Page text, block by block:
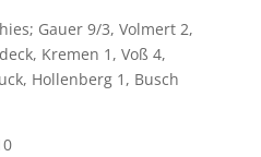
Gauer 9/3, Volmert 2,
Kremen 1, Voß 4,
Hollenberg 1, Busch